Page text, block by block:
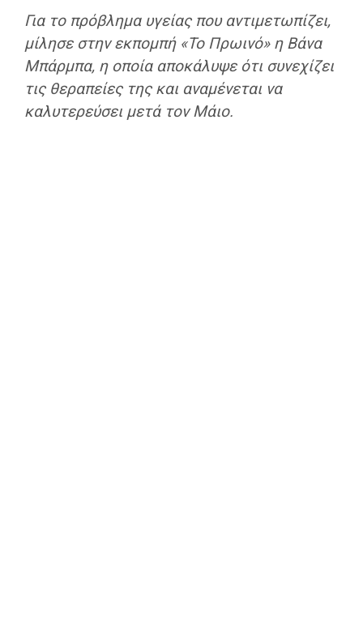
Για το πρόβλημα υγείας που αντιμετωπίζει,
μίλησε στην εκπομπή «Το Πρωινό» η Βάνα
Μπάρμπα, η οποία αποκάλυψε ότι συνεχίζει
τις θεραπείες της και αναμένεται να
καλυτερεύσει μετά τον Μάιο.